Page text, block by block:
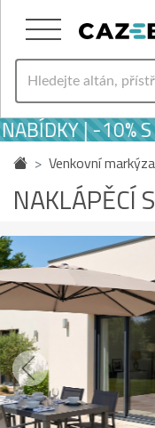
| -10% S
Venkovní
NAKLÁPĚCÍ
Previous